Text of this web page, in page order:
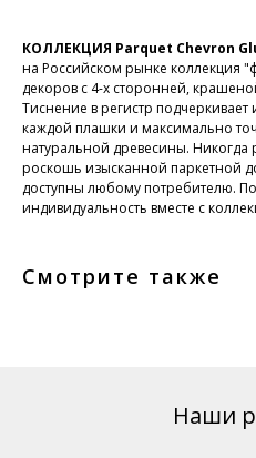
КОЛЛЕКЦИЯ Parquet Chevron
на Российском рынке коллекция
декоров с 4-х сторонней,
Тиснение в регистр подчеркивает
каждой плашки и максимально
натуральной древесины. Никогда
роскошь изысканной паркетной
доступны любому потребителю.
индивидуальность вместе с
Смотрите также
Наши